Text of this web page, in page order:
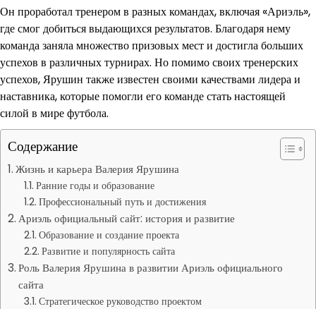
Он проработал тренером в разных командах, включая «Ариэль»,
где смог добиться выдающихся результатов. Благодаря нему
команда заняла множество призовых мест и достигла больших
успехов в различных турнирах. Но помимо своих тренерских
успехов, Ярушин также известен своими качествами лидера и
наставника, которые помогли его команде стать настоящей
силой в мире футбола.
Содержание
Жизнь и карьера Валерия Ярушина
Ранние годы и образование
Профессиональный путь и достижения
Ариэль официальный сайт: история и развитие
Образование и создание проекта
Развитие и популярность сайта
Роль Валерия Ярушина в развитии Ариэль официального
сайта
Стратегическое руководство проектом